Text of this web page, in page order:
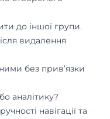
до іншої групи.
видалення
без прив’язки
аналітику?
навігації та